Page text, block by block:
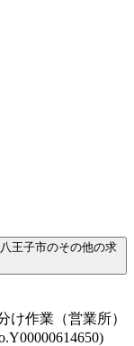
王子市のその他の求
け作業（営業所）